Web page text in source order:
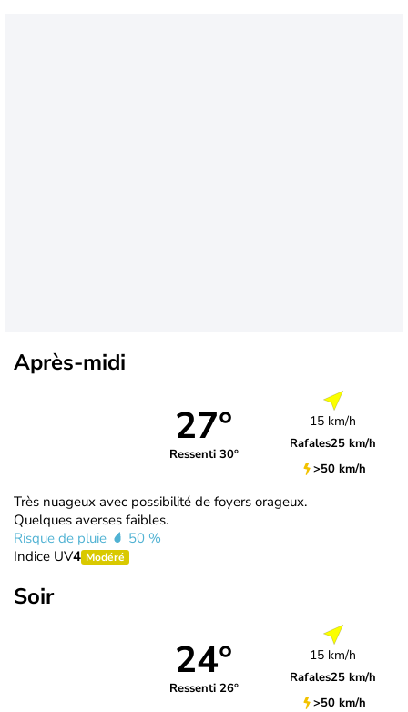
Après-midi
27°
Ressenti 30°
15 km/h
Rafales25 km/h
>50 km/h
Très nuageux avec possibilité de foyers orageux.
Quelques averses faibles.
Risque de pluie
50 %
Indice UV4 Modéré
Soir
24°
Ressenti 26°
15 km/h
Rafales25 km/h
>50 km/h